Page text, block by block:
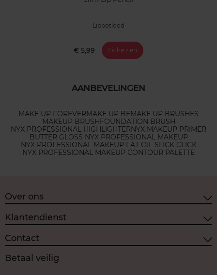
Lippotlood
€ 5,99 Fiche zien
AANBEVELINGEN
MAKE UP FOREVERMAKE UP BEMAKE UP BRUSHES
MAKEUP BRUSHFOUNDATION BRUSH
NYX PROFESSIONAL HIGHLIGHTERNYX MAKEUP PRIMER
BUTTER GLOSS NYX PROFESSIONAL MAKEUP
NYX PROFESSIONAL MAKEUP FAT OIL SLICK CLICK
NYX PROFESSIONAL MAKEUP CONTOUR PALETTE
Over ons
Klantendienst
Contact
Betaal veilig